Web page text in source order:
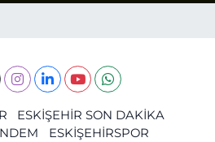
ESKİŞEHİR SON DAKİKA
ESKİŞEHİRSPOR